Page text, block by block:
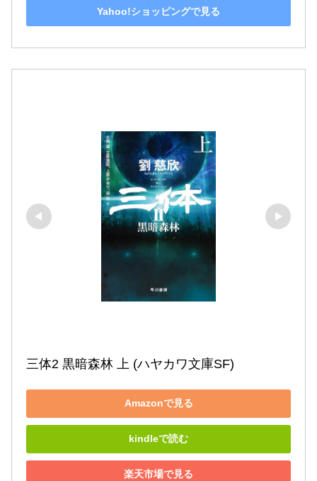
Yahoo!ショッピングで見る
三体2 黒暗森林 上 (ハヤカワ文庫SF)
Amazonで見る
kindleで読む
楽天市場で見る